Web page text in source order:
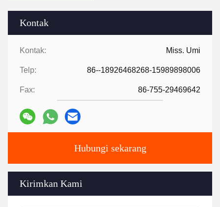
Kontak
Kontak: Miss. Umi
Telp: 86--18926468268-15989898006
Fax: 86-755-29469642
Hubungi sekarang
Kirimkan Kami